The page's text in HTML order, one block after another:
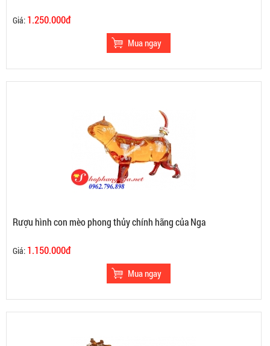
Giá: 1.250.000đ
Rượu hình con mèo phong thủy chính hãng của Nga
Giá: 1.150.000đ